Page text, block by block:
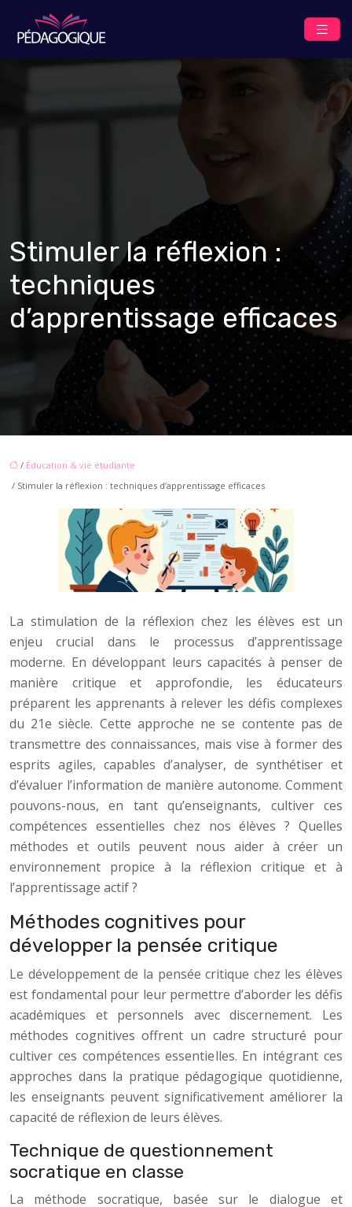
Stimuler la réflexion :
techniques
d’apprentissage efficaces
/ Éducation & vie étudiante
/ Stimuler la réflexion : techniques d’apprentissage efficaces
La stimulation de la réflexion chez les élèves est un
enjeu crucial dans le processus d’apprentissage
moderne. En développant leurs capacités à penser de
manière critique et approfondie, les éducateurs
préparent les apprenants à relever les défis complexes
du 21e siècle. Cette approche ne se contente pas de
transmettre des connaissances, mais vise à former des
esprits agiles, capables d’analyser, de synthétiser et
d’évaluer l’information de manière autonome. Comment
pouvons-nous, en tant qu’enseignants, cultiver ces
compétences essentielles chez nos élèves ? Quelles
méthodes et outils peuvent nous aider à créer un
environnement propice à la réflexion critique et à
l’apprentissage actif ?
Méthodes cognitives pour
développer la pensée critique
Le développement de la pensée critique chez les élèves
est fondamental pour leur permettre d’aborder les défis
académiques et personnels avec discernement. Les
méthodes cognitives offrent un cadre structuré pour
cultiver ces compétences essentielles. En intégrant ces
approches dans la pratique pédagogique quotidienne,
les enseignants peuvent significativement améliorer la
capacité de réflexion de leurs élèves.
Technique de questionnement
socratique en classe
La méthode socratique, basée sur le dialogue et